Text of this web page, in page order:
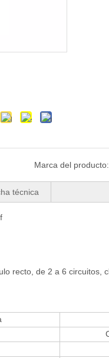
Marca del producto:
técnica
recto, de 2 a 6 circuitos,